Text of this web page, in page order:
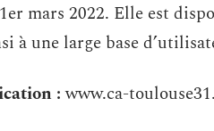
mars 2022. Elle est
à une large base
:www.ca-